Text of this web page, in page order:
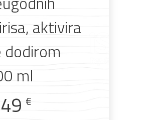
Elektromaterijal
Vijčana
roba
aktivira
dodirom
ml
€